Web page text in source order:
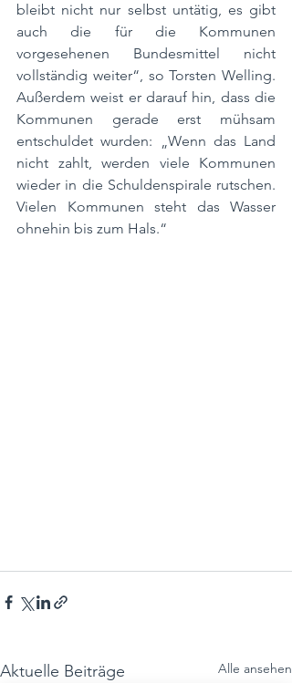
bleibt nicht nur selbst untätig, es gibt
auch die für die Kommunen
vorgesehenen Bundesmittel nicht
vollständig weiter“, so Torsten Welling.
Außerdem weist er darauf hin, dass die
Kommunen gerade erst mühsam
entschuldet wurden: „Wenn das Land
nicht zahlt, werden viele Kommunen
wieder in die Schuldenspirale rutschen.
Vielen Kommunen steht das Wasser
ohnehin bis zum Hals.“
Aktuelle Beiträge Alle ansehen